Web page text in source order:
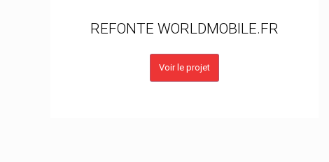
REFONTE WORLDMOBILE.FR
Voir le projet